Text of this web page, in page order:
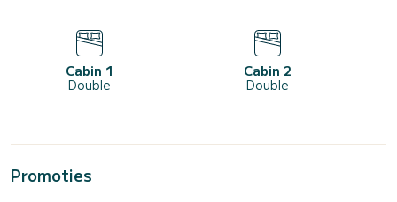
Cabin 1
Double
Cabin 2
Double
Promoties